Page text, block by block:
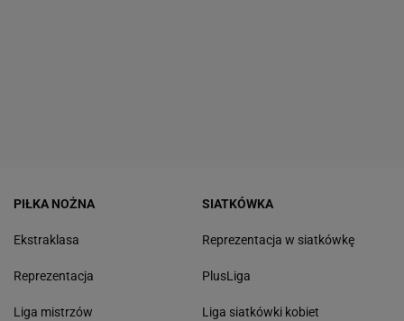
PIŁKA NOŻNA
Ekstraklasa
Reprezentacja
Liga mistrzów
SIATKÓWKA
Reprezentacja w siatkówkę
PlusLiga
Liga siatkówki kobiet